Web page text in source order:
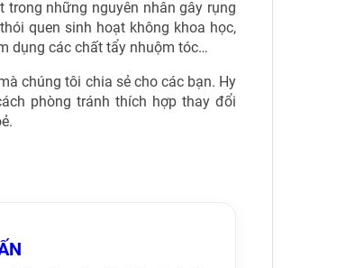
những nguyên nhân gây rụng
quen sinh hoạt không khoa học,
dụng các chất tẩy nhuộm tóc…
chúng tôi chia sẻ cho các bạn. Hy
phòng tránh thích hợp thay đổi